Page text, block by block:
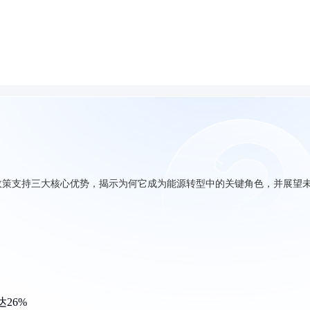
支持三大核心优势，揭示为何它成为能源转型中的关键角色，并展望
26%